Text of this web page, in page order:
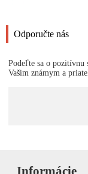
Odporučte nás
Podeľte sa o pozitívnu
Vašim známym a
Informácie